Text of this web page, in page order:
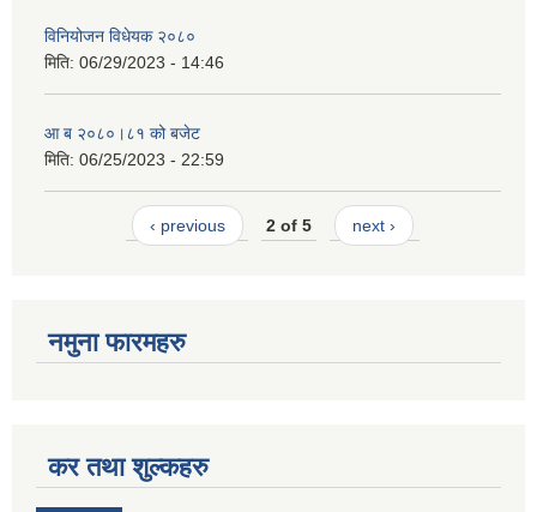
विनियोजन विधेयक २०८०
मिति: 06/29/2023 - 14:46
आ ब २०८०।८१ को बजेट
मिति: 06/25/2023 - 22:59
‹ previous 2 of 5 next ›
नमुना फारमहरु
कर तथा शुल्कहरु